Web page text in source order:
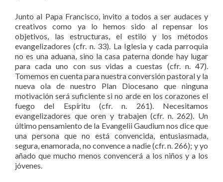
Junto al Papa Francisco, invito a todos a ser audaces y
creativos como ya lo hemos sido al repensar los
objetivos, las estructuras, el estilo y los métodos
evangelizadores (cfr. n. 33). La Iglesia y cada parroquia
no es una aduana, sino la casa paterna donde hay lugar
para cada uno con sus vidas a cuestas (cfr. n. 47).
Tomemos en cuenta para nuestra conversión pastoral y la
nueva ola de nuestro Plan Diocesano que ninguna
motivación será suficiente si no arde en los corazones el
fuego del Espíritu (cfr. n. 261). Necesitamos
evangelizadores que oren y trabajen (cfr. n. 262). Un
último pensamiento de la Evangelii Gaudium nos dice que
una persona que no está convencida, entusiasmada,
segura, enamorada, no convence a nadie (cfr. n. 266); y yo
añado que mucho menos convencerá a los niños y a los
jóvenes.